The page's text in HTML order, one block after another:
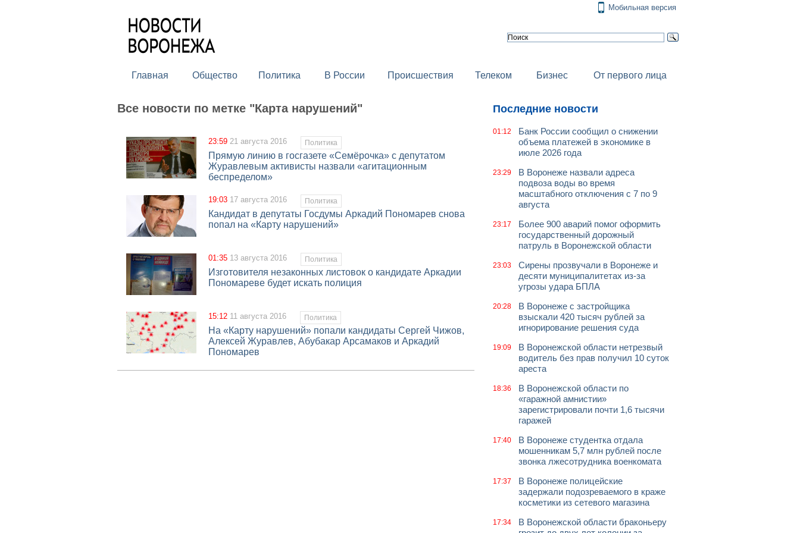
Мобильная версия
Главная Общество Политика В России Происшествия Телеком Бизнес От первого лица
Все новости по метке "Карта нарушений"
23:59 21 августа 2016 Политика
Прямую линию в госгазете «Семёрочка» с депутатом
Журавлевым активисты назвали «агитационным
беспределом»
19:03 17 августа 2016 Политика
Кандидат в депутаты Госдумы Аркадий Пономарев снова
попал на «Карту нарушений»
01:35 13 августа 2016 Политика
Изготовителя незаконных листовок о кандидате Аркадии
Пономареве будет искать полиция
15:12 11 августа 2016 Политика
На «Карту нарушений» попали кандидаты Сергей Чижов,
Алексей Журавлев, Абубакар Арсамаков и Аркадий
Пономарев
Последние новости
01:12
Банк России сообщил о снижении
объема платежей в экономике в
июле 2026 года
23:29
В Воронеже назвали адреса
подвоза воды во время
масштабного отключения с 7 по 9
августа
23:17
Более 900 аварий помог оформить
государственный дорожный
патруль в Воронежской области
23:03
Сирены прозвучали в Воронеже и
десяти муниципалитетах из-за
угрозы удара БПЛА
20:28
В Воронеже с застройщика
взыскали 420 тысяч рублей за
игнорирование решения суда
19:09
В Воронежской области нетрезвый
водитель без прав получил 10 суток
ареста
18:36
В Воронежской области по
«гаражной амнистии»
зарегистрировали почти 1,6 тысячи
гаражей
17:40
В Воронеже студентка отдала
мошенникам 5,7 млн рублей после
звонка лжесотрудника военкомата
17:37
В Воронеже полицейские
задержали подозреваемого в краже
косметики из сетевого магазина
17:34
В Воронежской области браконьеру